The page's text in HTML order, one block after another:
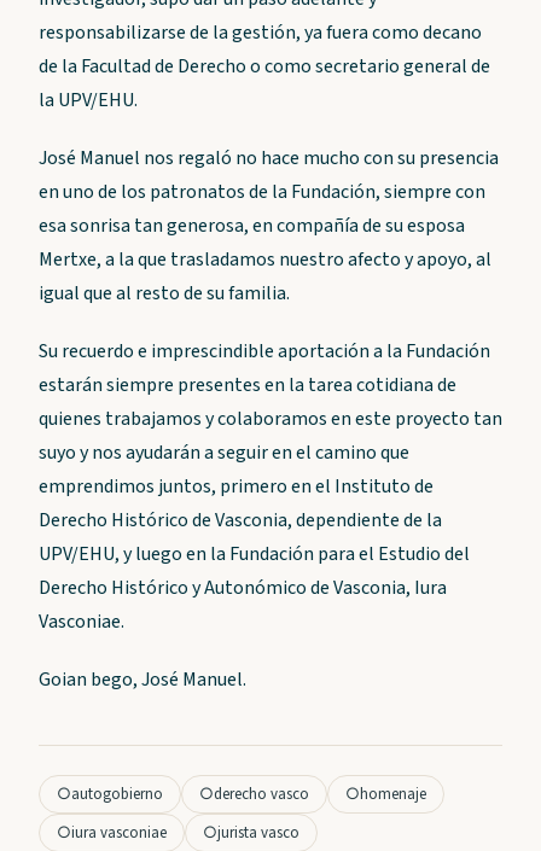
responsabilizarse de la gestión, ya fuera como decano
de la Facultad de Derecho o como secretario general de
la UPV/EHU.
José Manuel nos regaló no hace mucho con su presencia
en uno de los patronatos de la Fundación, siempre con
esa sonrisa tan generosa, en compañía de su esposa
Mertxe, a la que trasladamos nuestro afecto y apoyo, al
igual que al resto de su familia.
Su recuerdo e imprescindible aportación a la Fundación
estarán siempre presentes en la tarea cotidiana de
quienes trabajamos y colaboramos en este proyecto tan
suyo y nos ayudarán a seguir en el camino que
emprendimos juntos, primero en el Instituto de
Derecho Histórico de Vasconia, dependiente de la
UPV/EHU, y luego en la Fundación para el Estudio del
Derecho Histórico y Autonómico de Vasconia, Iura
Vasconiae.
Goian bego, José Manuel.
○autogobierno ○derecho vasco ○homenaje
○iura vasconiae ○jurista vasco